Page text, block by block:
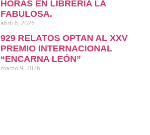
HORAS EN LIBRERÍA LA
FABULOSA.
abril 6, 2026
929 RELATOS OPTAN AL XXV
PREMIO INTERNACIONAL
“ENCARNA LEÓN”
marzo 9, 2026